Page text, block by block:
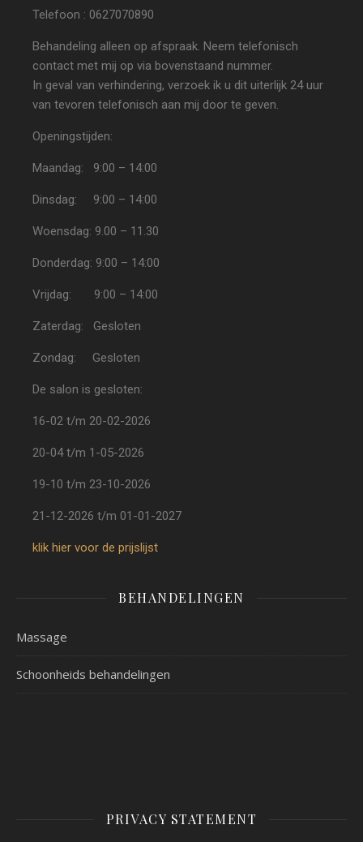
Telefoon : 0627070890
Behandeling alleen op afspraak. Neem telefonisch
contact met mij op via bovenstaand nummer.
In geval van verhindering, verzoek ik u dit uiterlijk 24 uur
van tevoren telefonisch aan mij door te geven.
Openingstijden:
Maandag: 9:00 – 14:00
Dinsdag: 9:00 – 14:00
Woensdag: 9.00 – 11.30
Donderdag: 9:00 – 14:00
Vrijdag: 9:00 – 14:00
Zaterdag: Gesloten
Zondag: Gesloten
De salon is gesloten:
16-02 t/m 20-02-2026
20-04 t/m 1-05-2026
19-10 t/m 23-10-2026
21-12-2026 t/m 01-01-2027
klik hier voor de prijslijst
BEHANDELINGEN
Massage
Schoonheids behandelingen
PRIVACY STATEMENT